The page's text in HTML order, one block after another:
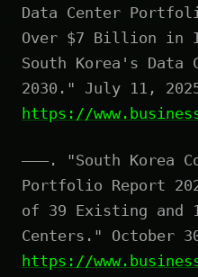
Data Center
Over $7 Billion in
South Korea's Data
2030." July 11,
https://
———. "South Korea
Portfolio Report
of 39 Existing and
Centers." October
https://